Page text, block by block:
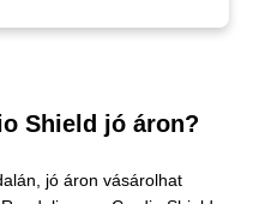
Shield jó áron?
jó áron vásárolhat